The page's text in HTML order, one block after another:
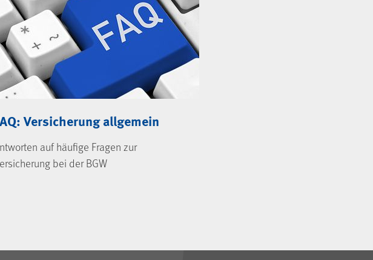
Versicherung allgemein
auf häufige Fragen zur
bei der BGW